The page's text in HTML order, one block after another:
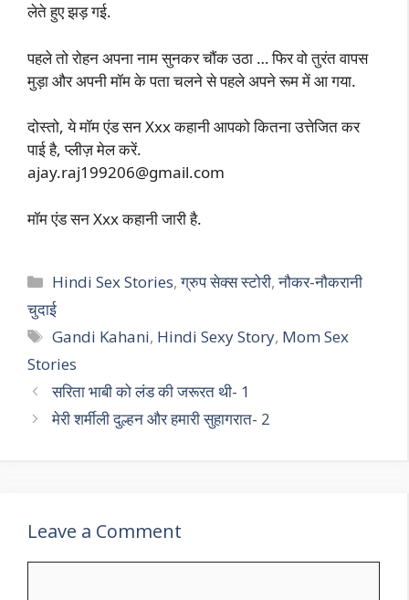
लेते हुए झड़ गई.
पहले तो रोहन अपना नाम सुनकर चौंक उठा … फिर वो तुरंत वापस
मुड़ा और अपनी मॉम के पता चलने से पहले अपने रूम में आ गया.
दोस्तो, ये मॉम एंड सन Xxx कहानी आपको कितना उत्तेजित कर
पाई है, प्लीज़ मेल करें.
ajay.raj199206@gmail.com
मॉम एंड सन Xxx कहानी जारी है.
Categories
Hindi Sex Stories,ग्रुप सेक्स स्टोरी,नौकर-नौकरानी
चुदाई
Tags
Gandi Kahani, Hindi Sexy Story, Mom Sex
Stories
सरिता भाबी को लंड की जरूरत थी- 1
मेरी शर्मीली दुल्हन और हमारी सुहागरात- 2
Leave a Comment